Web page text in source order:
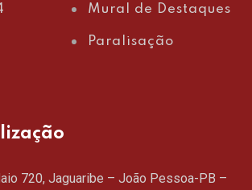
Mural de Destaques
Paralisação
720, Jaguaribe – João Pessoa-PB –